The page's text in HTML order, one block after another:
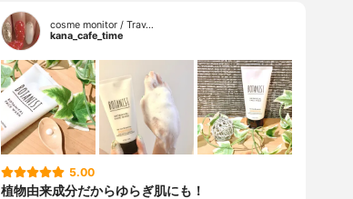
cosme monitor / Trav…
kana_cafe_time
5.00
植物由来成分だからゆらぎ肌にも！